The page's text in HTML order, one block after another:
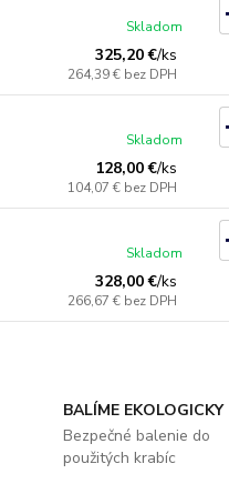
325,20 €/ks
264,39 € bez DPH
Skladom
128,00 €/ks
104,07 € bez DPH
Skladom
328,00 €/ks
266,67 € bez DPH
Skladom
BALÍME EKOLOGICKY
Bezpečné balenie do
použitých krabíc